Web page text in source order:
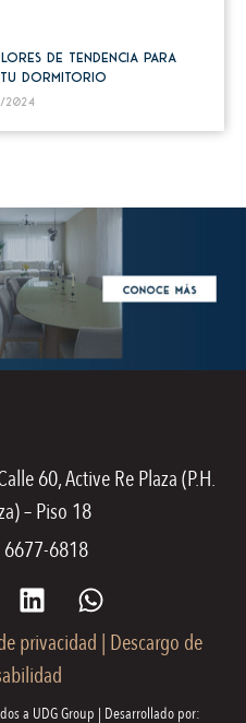
de tendencia para
dormitorio
2024
60, Active Re Plaza (P.H.
– Piso 18
6818
privacidad | Descargo de
a UDG Group | Desarrollado por: